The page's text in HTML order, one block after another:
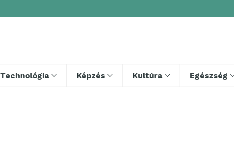
Technológia Képzés Kultúra Egészség